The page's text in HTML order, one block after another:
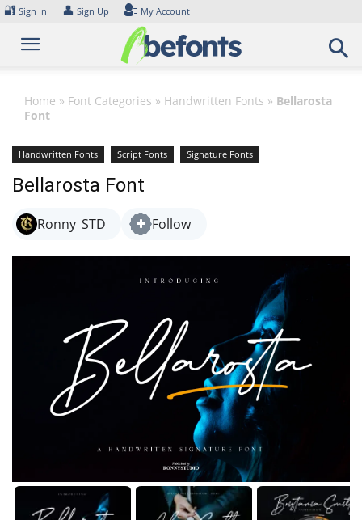
Skip
content
🔐 Sign In 👤 Sign Up My Account
Home » Font Categories » Handwritten Fonts » Bellarosta
Font
Handwritten Fonts Script Fonts Signature Fonts
Bellarosta Font
Ronny_STD Follow